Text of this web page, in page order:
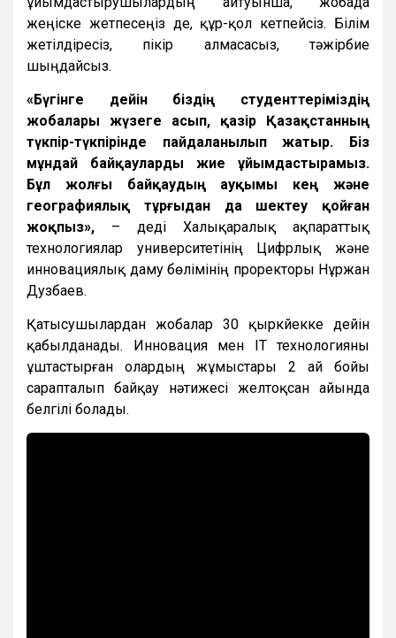
жеңіске жетпесеңіз де, құр-қол кетпейсіз. Білім
жетілдіресіз, пікір алмасасыз, тәжірбие
шыңдайсыз.
«Бүгінге дейін біздің студенттеріміздің
жобалары жүзеге асып, қазір Қазақстанның
түкпір-түкпірінде пайдаланылып жатыр. Біз
мұндай байқауларды жие ұйымдастырамыз.
Бұл жолғы байқаудың ауқымы кең және
географиялық тұрғыдан да шектеу қойған
жоқпыз», – деді Халықаралық ақпараттық
технологиялар университетінің Цифрлық және
инновациялық даму бөлімінің проректоры Нұржан
Дузбаев.
Қатысушылардан жобалар 30 қыркүйекке дейін
қабылданады. Инновация мен IT технологияны
ұштастырған олардың жұмыстары 2 ай бойы
сарапталып байқау нәтижесі желтоқсан айында
белгілі болады.